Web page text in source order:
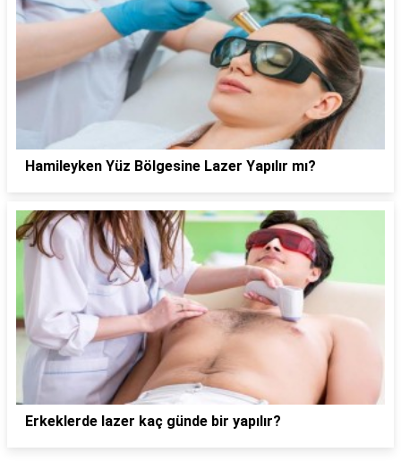
Hamileyken Yüz Bölgesine Lazer Yapılır mı?
Erkeklerde lazer kaç günde bir yapılır?